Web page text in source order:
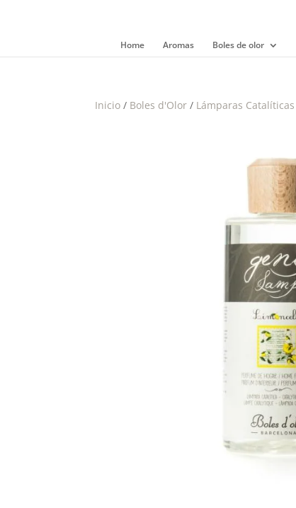
Home Aromas Boles de olor
Inicio / Boles d'Olor / Lámparas Catalíticas